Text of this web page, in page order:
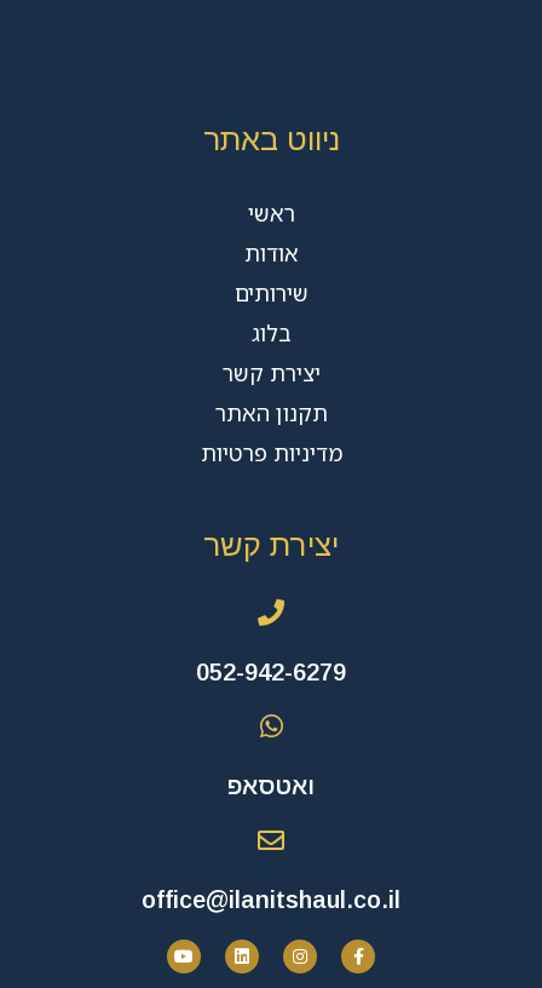
ניווט באתר
ראשי
אודות
שירותים
בלוג
יצירת קשר
תקנון האתר
מדיניות פרטיות
יצירת קשר
052-942-6279
ואטסאפ
office@ilanitshaul.co.il